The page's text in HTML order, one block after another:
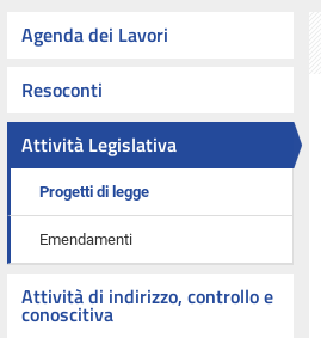
Agenda dei Lavori
Resoconti
Attività Legislativa
Progetti di legge
Emendamenti
Attività di indirizzo, controllo e
conoscitiva